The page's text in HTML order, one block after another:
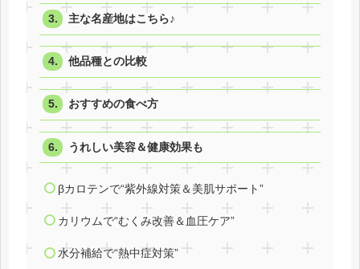
主な名産地はこちら♪
他品種との比較
おすすめの食べ方
うれしい美容＆健康効果も
βカロテンで“紫外線対策＆美肌サポート”
カリウムで“むくみ改善＆血圧ケア”
水分補給で“熱中症対策”